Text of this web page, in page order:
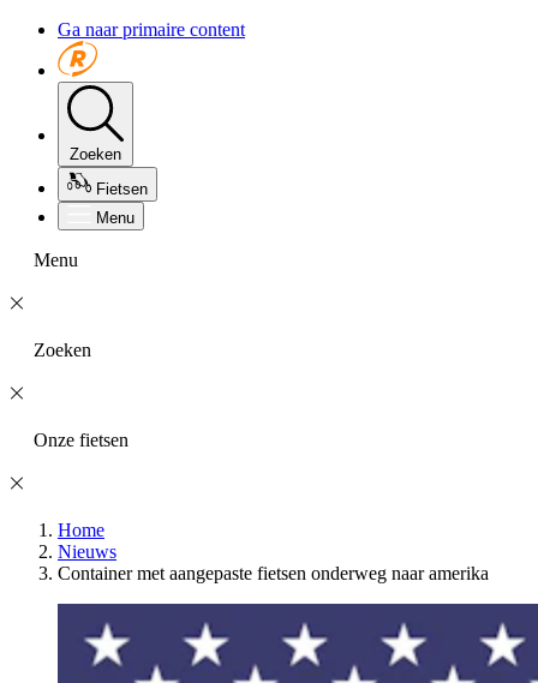
Ga naar primaire content
Zoeken
Fietsen
Menu
Menu
Zoeken
Onze fietsen
Home
Nieuws
Container met aangepaste fietsen onderweg naar amerika